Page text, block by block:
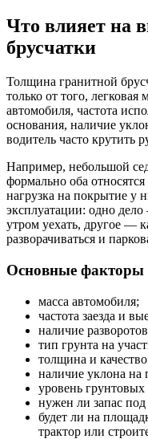
Что влияет на
брусчатки
Толщина гранитной
только от того,
автомобиля, частота
основания, наличие
водитель часто крутить
Например, небольшой
формально оба
нагрузка на покрытие у
эксплуатации: одно
утром уехать, другое —
разворачиваться и
Основные
масса автомобиля;
частота заезда и
наличие
тип грунта на
толщина и
наличие уклона на
уровень грунтовых
нужен ли запас
будет ли на
трактор или